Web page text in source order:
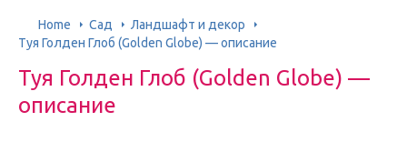
Home Сад
Ландшафт и декор
Туя Голден Глоб (Golden Globe) — описание
Туя Голден Глоб (Golden Globe) —
описание